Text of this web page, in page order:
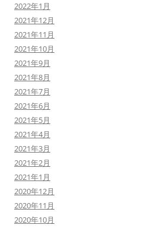
2022年1月
2021年12月
2021年11月
2021年10月
2021年9月
2021年8月
2021年7月
2021年6月
2021年5月
2021年4月
2021年3月
2021年2月
2021年1月
2020年12月
2020年11月
2020年10月